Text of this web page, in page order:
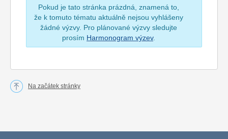
Pokud je tato stránka prázdná, znamená to,
že k tomuto tématu aktuálně nejsou vyhlášeny
žádné výzvy. Pro plánované výzvy sledujte
prosím Harmonogram výzev.
Na začátek stránky